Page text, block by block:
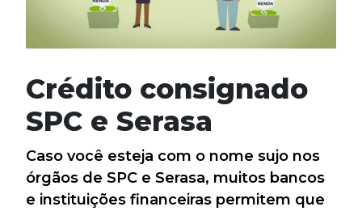
Crédito consignado
SPC e Serasa
Caso você esteja com o nome sujo nos
órgãos de SPC e Serasa, muitos bancos
e instituições financeiras permitem que